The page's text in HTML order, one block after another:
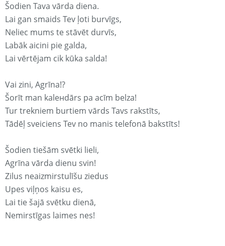
Šodien Tava vārda diena.
Lai gan smaids Tev ļoti burvīgs,
Neliec mums te stāvēt durvīs,
Labāk aicini pie galda,
Lai vērtējam cik kūka salda!
Vai zini, Agrīna!?
Šorīt man kaleнdārs pa acīm belza!
Tur trekniem burtiem vārds Tavs rakstīts,
Tādēļ sveiciens Tev no manis telefonā bakstīts!
Šodien tiešām svētki lieli,
Agrīna vārda dienu svin!
Zilus neaizmirstulīšu ziedus
Upes viļņos kaisu es,
Lai tie šajā svētku dienā,
Nemirstīgas laimes nes!